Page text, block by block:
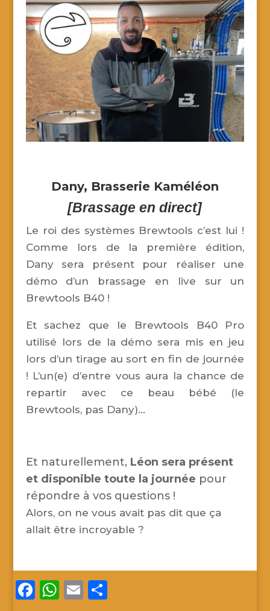
Dany, Brasserie Kaméléon
[Brassage en direct]
Le roi des systèmes Brewtools c’est lui !
Comme lors de la première édition,
Dany sera présent pour réaliser une
démo d’un brassage en live sur un
Brewtools B40 !
Et sachez que le Brewtools B40 Pro
utilisé lors de la démo sera mis en jeu
lors d’un tirage au sort en fin de journée
! L’un(e) d’entre vous aura la chance de
repartir avec ce beau bébé (le
Brewtools, pas Dany)…
Et naturellement, Léon sera présent
et disponible toute la journée pour
répondre à vos questions !
Alors, on ne vous avait pas dit que ça
allait être incroyable ?
Facebook
WhatsApp
Email